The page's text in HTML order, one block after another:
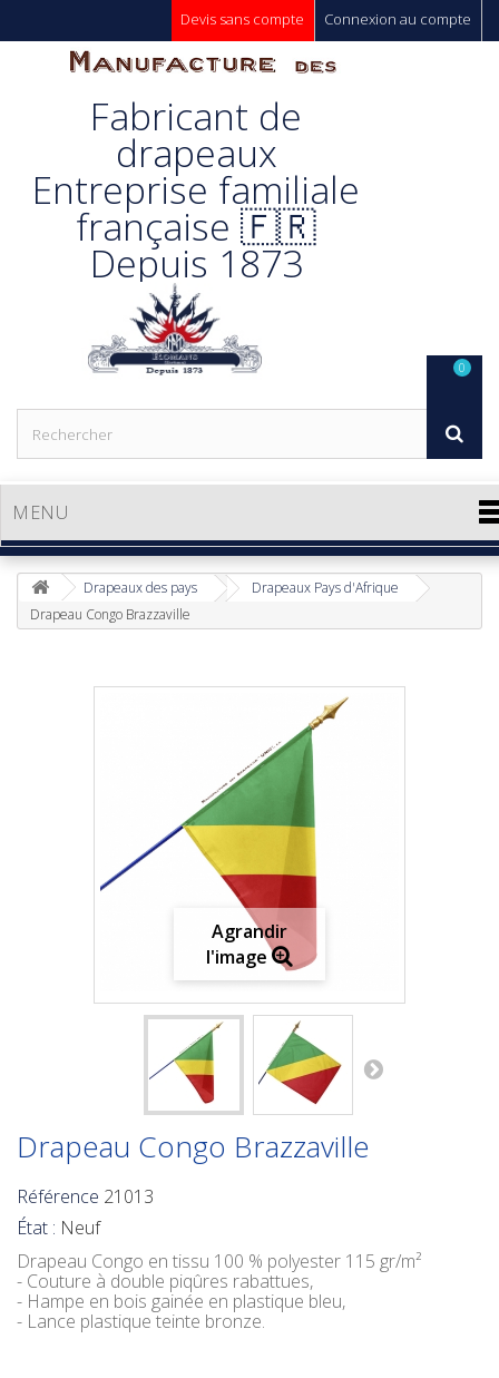
Connexion au compte
Devis sans compte
Manufacture
Des
Drapeaux
Unic s.a.
Fabricant de
drapeaux
Entreprise familiale
française 🇫🇷
Depuis 1873
MENU
0
Drapeaux des pays
Drapeaux Pays d'Afrique
Drapeau Congo Brazzaville
Agrandir
l'image
Drapeau Congo Brazzaville
Référence 21013
État : Neuf
Drapeau Congo en tissu 100 % polyester 115 gr/m²
- Couture à double piqûres rabattues,
- Hampe en bois gainée en plastique bleu,
- Lance plastique teinte bronze.